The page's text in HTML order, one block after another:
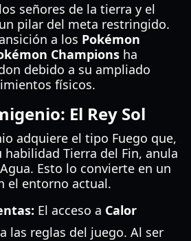
señores de la tierra y el
pilar del meta restringido.
a los Pokémon
Champions ha
debido a su ampliado
físicos.
El Rey Sol
adquiere el tipo Fuego que,
Tierra del Fin, anula
Esto lo convierte en un
el entorno actual.
El acceso a Calor
las reglas del juego. Al ser